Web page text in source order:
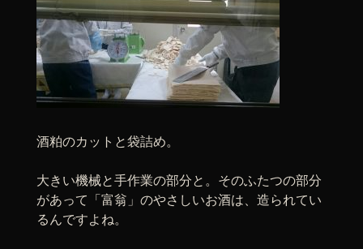
酒粕のカットと袋詰め。
大きい機械と手作業の部分と。そのふたつの部分
があって「富翁」のやさしいお酒は、造られてい
るんですよね。